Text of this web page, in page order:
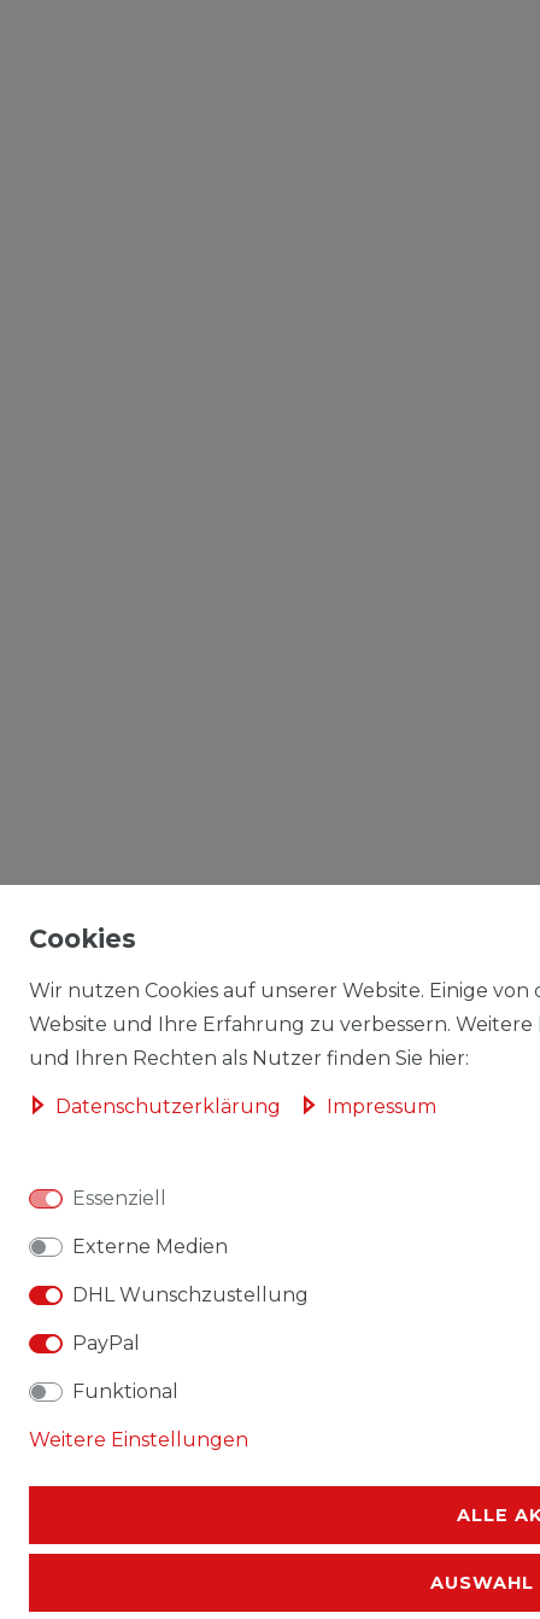
Cookies
Wir nutzen Cookies auf unserer Website. Einige
Website und Ihre Erfahrung zu verbessern.
und Ihren Rechten als Nutzer finden Sie hier:
Daten­schutz­erklärung Impressum
Essenziell
Externe Medien
DHL Wunschzustellung
PayPal
Funktional
Weitere Einstellungen
ALLE
AUSWAHL